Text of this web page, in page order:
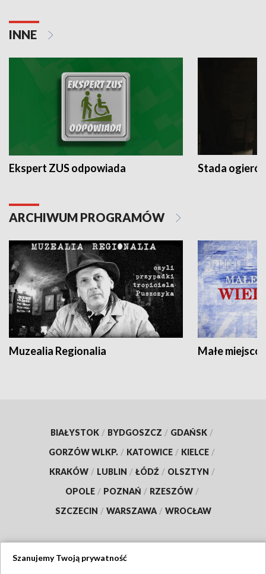
INNE
Ekspert ZUS odpowiada Stada
ARCHIWUM PROGRAMÓW
Muzealia Regionalia Małe
BIAŁYSTOK / BYDGOSZCZ / GDAŃSK /
GORZÓW WLKP. / KATOWICE / KIELCE /
KRAKÓW / LUBLIN / ŁÓDŹ / OLSZTYN /
OPOLE / POZNAŃ / RZESZÓW /
SZCZECIN / WARSZAWA / WROCŁAW
Szanujemy Twoją prywatność